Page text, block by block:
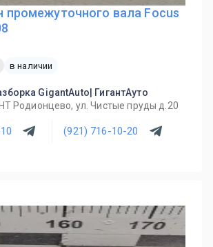
промежуточного вала Focus
в наличии
GigantAuto| ГигантАуто
Родионцево, ул. Чистые пруды д.20
(921) 716-10-20